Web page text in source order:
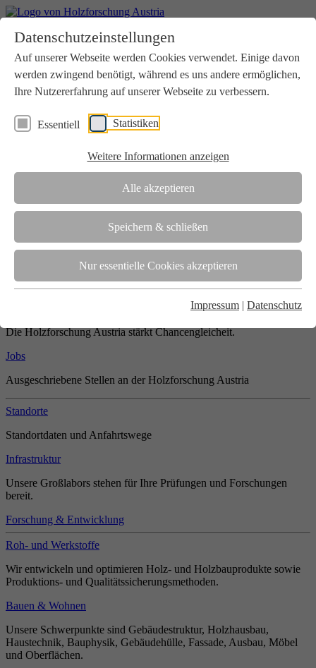
Datenschutzeinstellungen
Auf unserer Webseite werden Cookies verwendet. Einige davon
werden zwingend benötigt, während es uns andere ermöglichen,
Ihre Nutzererfahrung auf unserer Webseite zu verbessern.
Essentiell Statistiken
Weitere Informationen anzeigen
Alle akzeptieren
Speichern & schließen
Nur essentielle Cookies akzeptieren
Impressum | Datenschutz
Aktuelles
Downloads
Kontakt
Login
Verein
Wir unterstützen die Interessen der Holzbranche in enger
Zusammenarbeit mit Wissenschaft und Wirtschaft.
Die Holzforschung Austria ist akkreditierte Prüf-, Inspektions- und
Team
Unsere gesamte Kompetenz ist in unseren Mitarbeiter:innen
gebündelt
Die Holzforschung Austria stärkt Chancengleicheit.
Jobs
Ausgeschriebene Stellen an der Holzforschung Austria
Standorte
Standortdaten und Anfahrtswege
Infrastruktur
Unsere Großlabors stehen für Ihre Prüfungen und Forschungen
bereit.
Forschung & Entwicklung
Roh- und Werkstoffe
Wir entwickeln und optimieren Holz- und Holzbauprodukte sowie
Produktions- und Qualitätssicherungsmethoden.
Bauen & Wohnen
Unsere Schwerpunkte sind Gebäudestruktur, Holzhausbau,
Haustechnik, Bauphysik, Gebäudehülle, Fassade, Ausbau, Möbel
und Oberflächen.